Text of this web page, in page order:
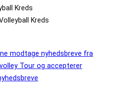
Kreds
Kreds
modtage nyhedsbreve fra
Tour og accepterer